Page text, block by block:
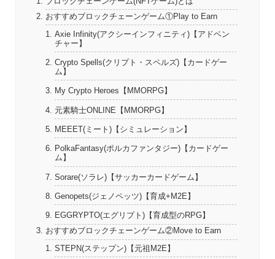
おすすめブロックチェーンゲーム①Play to Earn
Axie Infinity(アクシーインフィニティ)【アドベン
チャー】
Crypto Spells(クリプト・スペルズ)【カードゲー
ム】
My Crypto Heroes【MMORPG】
元素騎士ONLINE【MMORPG】
MEEET(ミート)【シミュレーション】
PolkaFantasy(ポルカファンタジー)【カードゲー
ム】
Sorare(ソラレ)【サッカーカードゲーム】
Genopets(ジェノペッツ)【育成+M2E】
EGGRYPTO(エグリプト)【育成型のRPG】
おすすめブロックチェーンゲーム②Move to Earn
STEPN(ステップン)【元祖M2E】